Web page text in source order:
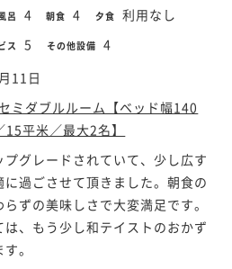
呂 4 朝食 4 夕食 利用なし
ス 5 その他設備 4
11日
セミダブルルーム【ベッド幅140
平米／最大2名】
グレードされていて、少し広す
過ごさせて頂きました。朝食の
ずの美味しさで大変満足です。
、もう少し和テイストのおかず
。